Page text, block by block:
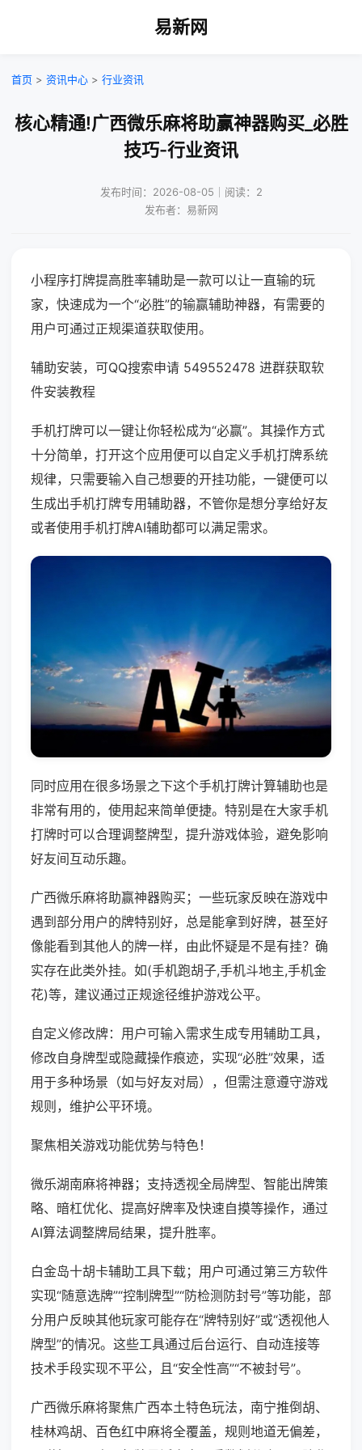
易新网
首页 > 资讯中心 > 行业资讯
核心精通!广西微乐麻将助赢神器购买_必胜
技巧-行业资讯
发布时间：2026-08-05｜阅读：2
发布者：易新网
小程序打牌提高胜率辅助是一款可以让一直输的玩
家，快速成为一个“必胜”的输赢辅助神器，有需要的
用户可通过正规渠道获取使用。
辅助安装，可QQ搜索申请 549552478 进群获取软
件安装教程
手机打牌可以一键让你轻松成为“必赢”。其操作方式
十分简单，打开这个应用便可以自定义手机打牌系统
规律，只需要输入自己想要的开挂功能，一键便可以
生成出手机打牌专用辅助器，不管你是想分享给好友
或者使用手机打牌AI辅助都可以满足需求。
同时应用在很多场景之下这个手机打牌计算辅助也是
非常有用的，使用起来简单便捷。特别是在大家手机
打牌时可以合理调整牌型，提升游戏体验，避免影响
好友间互动乐趣。
广西微乐麻将助赢神器购买；一些玩家反映在游戏中
遇到部分用户的牌特别好，总是能拿到好牌，甚至好
像能看到其他人的牌一样，由此怀疑是不是有挂？确
实存在此类外挂。如(手机跑胡子,手机斗地主,手机金
花)等，建议通过正规途径维护游戏公平。
自定义修改牌：用户可输入需求生成专用辅助工具，
修改自身牌型或隐藏操作痕迹，实现“必胜”效果，适
用于多种场景（如与好友对局），但需注意遵守游戏
规则，维护公平环境。
聚焦相关游戏功能优势与特色！
微乐湖南麻将神器；支持透视全局牌型、智能出牌策
略、暗杠优化、提高好牌率及快速自摸等操作，通过
AI算法调整牌局结果，提升胜率。
白金岛十胡卡辅助工具下载；用户可通过第三方软件
实现“随意选牌”“控制牌型”“防检测防封号”等功能，部
分用户反映其他玩家可能存在“牌特别好”或“透视他人
牌型”的情况。这些工具通过后台运行、自动连接等
技术手段实现不平公，且“安全性高”“不被封号”。
广西微乐麻将聚焦广西本土特色玩法，南宁推倒胡、
桂林鸡胡、百色红中麻将全覆盖，规则地道无偏差，